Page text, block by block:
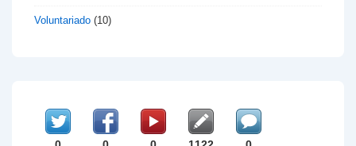
Voluntariado (10)